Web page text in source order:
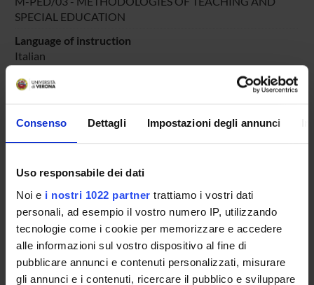
Consenso Dettagli Impostazioni degli annunci
Uso responsabile dei dati
Noi e i nostri 1022 partner trattiamo i vostri dati
personali, ad esempio il vostro numero IP, utilizzando
tecnologie come i cookie per memorizzare e accedere
alle informazioni sul vostro dispositivo al fine di
pubblicare annunci e contenuti personalizzati, misurare
gli annunci e i contenuti, ricercare il pubblico e sviluppare
SPECIAL EDUCATION
Language of instruction
Italian
Period
PERIODO DIDATTICO
dal Sep 23, 2022 al Jun 30, 2023.
Course news
Go to lesson schedule